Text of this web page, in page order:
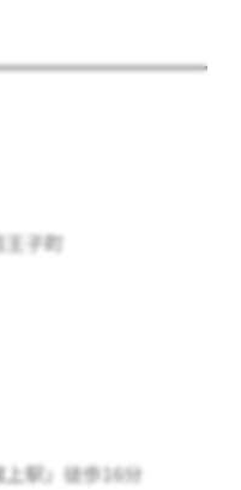
子町
駅」徒歩16分